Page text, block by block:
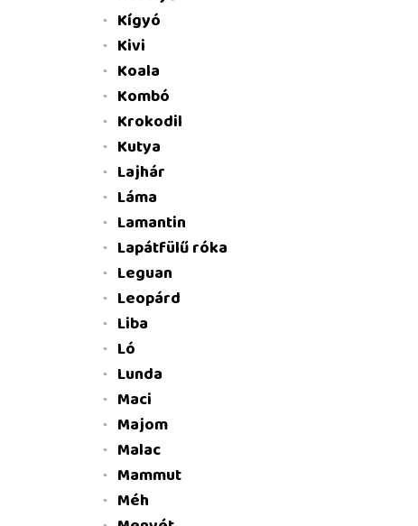
Kígyó
Kivi
Koala
Kombó
Krokodil
Kutya
Lajhár
Láma
Lamantin
Lapátfülű róka
Leguan
Leopárd
Liba
Ló
Lunda
Maci
Majom
Malac
Mammut
Méh